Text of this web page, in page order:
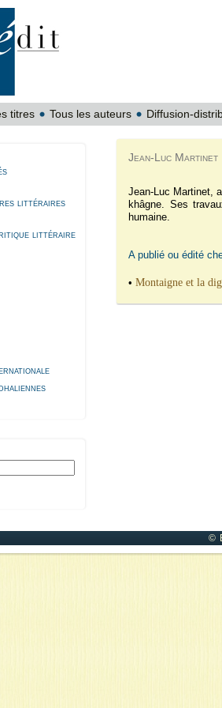
titres Tous les auteurs Diffusion-
littéraires
littéraire
Jean-Luc Martinet
Jean-Luc Martinet,
khâgne. Ses
humaine.
A publié ou édité
• Montaigne et la
©